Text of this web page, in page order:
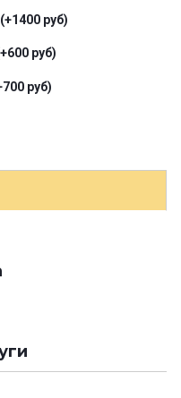
(+1400 руб)
руб)
руб)